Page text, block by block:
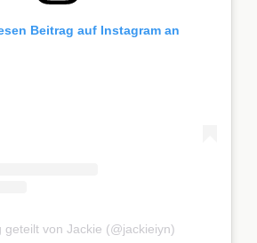
Beitrag auf Instagram an
geteilt von Jackie (@jackieiyn)